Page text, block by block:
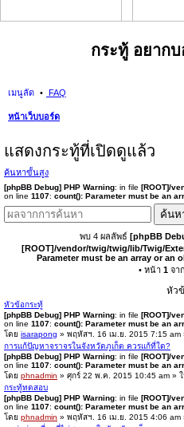
กระทู้ อยากบ
เมนูลัด FAQ
หน้าเว็บบอร์ด
แสดงกระทู้ที่เปิดดูแล้ว
ค้นหาขั้นสูง
[phpBB Debug] PHP Warning: in file [ROOT]/
on line 1107: count(): Parameter must be an
ค้นห
พบ 4 ผลลัพธ์ [phpBB
[ROOT]/vendor/twig/twig/lib/Twig/
Parameter must be an array or an
• หน้า 1จา
หัว
หัวข้อกระทู้
[phpBB Debug] PHP Warning: in file [ROOT]/
on line 1107: count(): Parameter must be an
โดย isarapong » พฤหัสฯ. 16 เม.ย. 2015 7:15 am
การแก้ปัญหาจราจรในจังหวัดภูเก็ต ควรแก้ที่ใด?
[phpBB Debug] PHP Warning: in file [ROOT]/
on line 1107: count(): Parameter must be an
โดย phnadmin » ศุกร์ 22 พ.ค. 2015 10:45 am »
กระทู้ทดสอบ
[phpBB Debug] PHP Warning: in file [ROOT]/
on line 1107: count(): Parameter must be an
โดย phnadmin » พฤหัสฯ. 16 เม.ย. 2015 4:06 am